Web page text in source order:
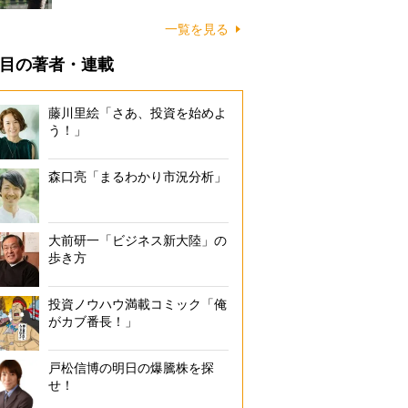
一覧を見る
の著者・連載
藤川里絵「さあ、投資を始めよ
う！」
森口亮「まるわかり市況分析」
大前研一「ビジネス新大陸」の
歩き方
投資ノウハウ満載コミック「俺
がカブ番長！」
戸松信博の明日の爆騰株を探
せ！